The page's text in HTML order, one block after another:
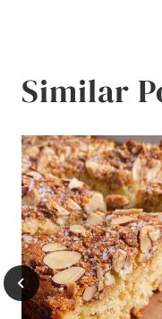
Similar